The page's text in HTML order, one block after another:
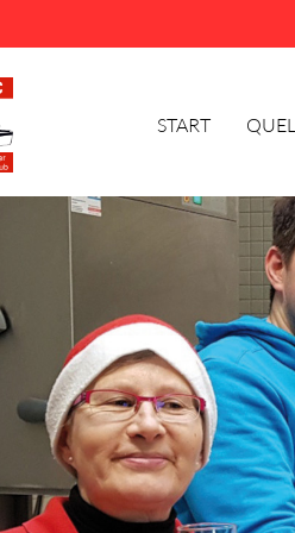
START